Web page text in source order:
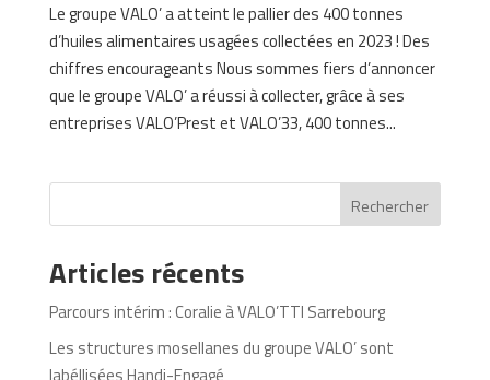
Le groupe VALO’ a atteint le pallier des 400 tonnes
d’huiles alimentaires usagées collectées en 2023 ! Des
chiffres encourageants Nous sommes fiers d’annoncer
que le groupe VALO’ a réussi à collecter, grâce à ses
entreprises VALO’Prest et VALO’33, 400 tonnes...
Rechercher
Articles récents
Parcours intérim : Coralie à VALO’TTI Sarrebourg
Les structures mosellanes du groupe VALO’ sont
labéllisées Handi-Engagé